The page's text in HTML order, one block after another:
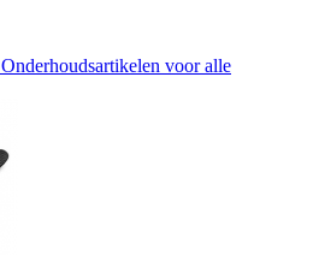
Onderhoudsartikelen voor alle